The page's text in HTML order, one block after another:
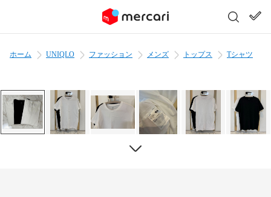
ホーム UNIQLO ファッション メンズ トップス Tシャツ